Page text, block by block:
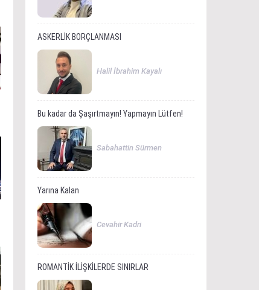
ASKERLİK BORÇLANMASI
Halil İbrahim Kayalı
Bu kadar da Şaşırtmayın! Yapmayın Lütfen!
Sabahattin Sürmen
Yarına Kalan
Cevahir Kadri
ROMANTİK İLİŞKİLERDE SINIRLAR